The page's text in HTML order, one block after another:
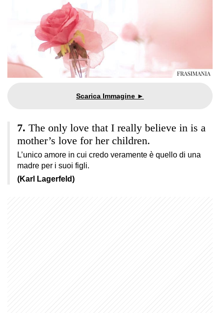
The only love that I really believe in is a
mother’s love for her children.
L’unico amore in cui credo veramente è quello di una
madre per i suoi figli.
(Karl Lagerfeld)